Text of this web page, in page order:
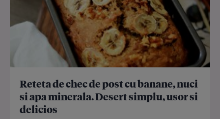
Reteta de chec de post cu banane, nuci
si apa minerala. Desert simplu, usor si
delicios